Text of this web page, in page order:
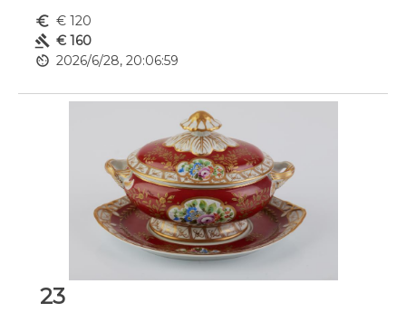
euro_symbol € 120
gavel € 160
av_timer 2026/6/28, 20:06:59
23